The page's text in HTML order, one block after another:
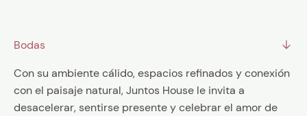
Bodas
Con su ambiente cálido, espacios refinados y conexión
con el paisaje natural, Juntos House le invita a
desacelerar, sentirse presente y celebrar el amor de